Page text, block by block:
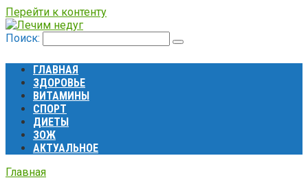
Перейти к контенту
Поиск:
ГЛАВНАЯ
ЗДОРОВЬЕ
ВИТАМИНЫ
СПОРТ
ДИЕТЫ
ЗОЖ
АКТУАЛЬНОЕ
Главная